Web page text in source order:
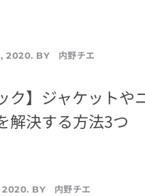
2020. BY
内野チエ
ク】ジャケットや
解決する方法3つ
2020. BY
内野チエ